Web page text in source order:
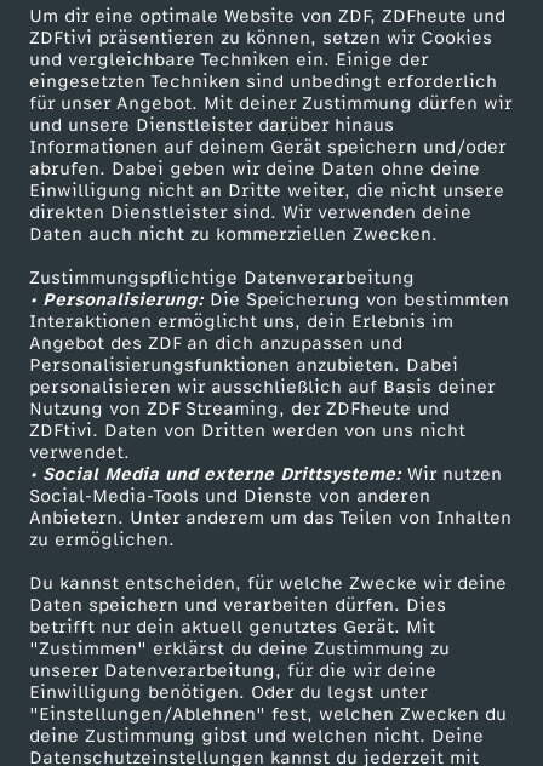
Um dir eine optimale Website von ZDF, ZDFheute und
ZDFtivi präsentieren zu können, setzen wir Cookies
und vergleichbare Techniken ein. Einige der
eingesetzten Techniken sind unbedingt erforderlich
für unser Angebot. Mit deiner Zustimmung dürfen wir
und unsere Dienstleister darüber hinaus
Informationen auf deinem Gerät speichern und/oder
abrufen. Dabei geben wir deine Daten ohne deine
Einwilligung nicht an Dritte weiter, die nicht unsere
direkten Dienstleister sind. Wir verwenden deine
Daten auch nicht zu kommerziellen Zwecken.
Zustimmungspflichtige Datenverarbeitung
• Personalisierung:Die Speicherung von bestimmten
Interaktionen ermöglicht uns, dein Erlebnis im
Angebot des ZDF an dich anzupassen und
Personalisierungsfunktionen anzubieten. Dabei
personalisieren wir ausschließlich auf Basis deiner
Nutzung von ZDF Streaming, der ZDFheute und
ZDFtivi. Daten von Dritten werden von uns nicht
verwendet.
• Social Media und externe Drittsysteme:Wir nutzen
Social-Media-Tools und Dienste von anderen
Anbietern. Unter anderem um das Teilen von Inhalten
zu ermöglichen.
Du kannst entscheiden, für welche Zwecke wir deine
Daten speichern und verarbeiten dürfen. Dies
betrifft nur dein aktuell genutztes Gerät. Mit
"Zustimmen" erklärst du deine Zustimmung zu
unserer Datenverarbeitung, für die wir deine
Einwilligung benötigen. Oder du legst unter
"Einstellungen/Ablehnen" fest, welchen Zwecken du
deine Zustimmung gibst und welchen nicht. Deine
Datenschutzeinstellungen kannst du jederzeit mit
s
s
t
ü
c
k
e
-
V
o
l
l
t
Mehr ZDF
ZDF-Apps
Smart TV
ZDFtext
Livestreams
Sendungen A-Z
TV-Programm
Service
ZDFmitreden
Kontakt zum ZDF
Tickets
Zuschauerservice
Hilfe
ZDF Unternehmen
Karriere
ZDF goes Schule
Werbefernsehen
Mainzelmännchen